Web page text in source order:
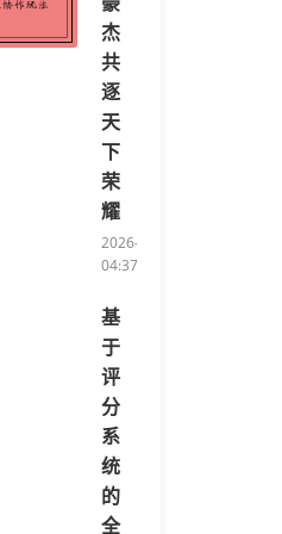
杰
共
逐
天
下
荣
耀
2026-08-07
04:37:14/li>
基
于
评
分
系
统
的
全